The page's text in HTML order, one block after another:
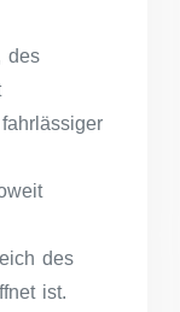
des
des
ist.